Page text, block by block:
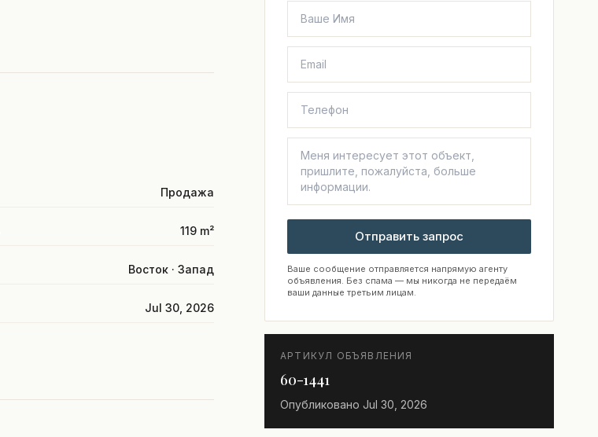
Продажа
119 m²
Восток · Запад
Jul 30, 2026
Отправить запрос
Ваше сообщение отправляется напрямую агенту
объявления. Без спама — мы никогда не передаём
ваши данные третьим лицам.
АРТИКУЛ ОБЪЯВЛЕНИЯ
60-1441
Опубликовано Jul 30, 2026